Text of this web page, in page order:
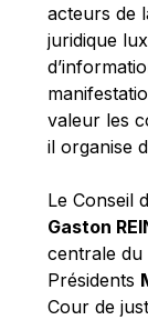
Pat
acteurs de
juridique
valeur les
il organise
Le Conseil
Gaston
centrale
Présidents
Cour de